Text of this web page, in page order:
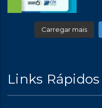
Carregar mais
Links Rápidos